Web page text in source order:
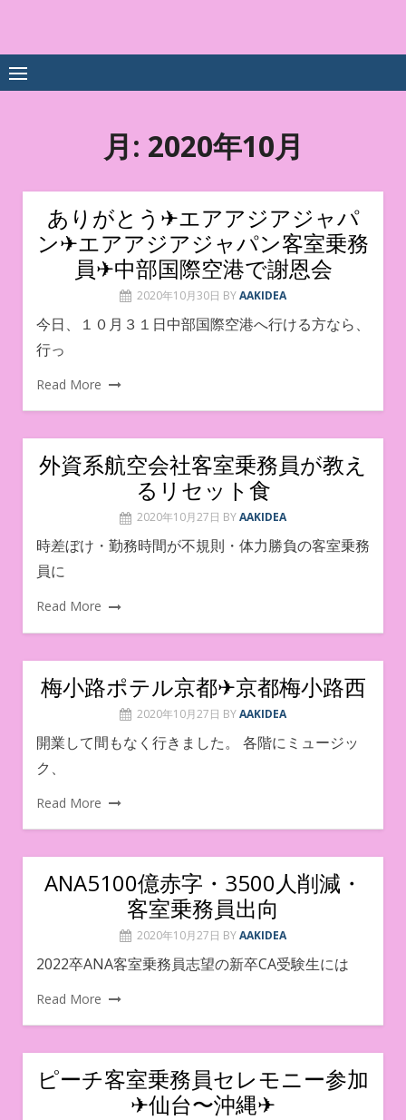
content
数UPｽｸｰﾙ
月: 2020年10月
ありがとう✈エアアジアジャパ
ン✈エアアジアジャパン客室乗務
員✈中部国際空港で謝恩会
2020年10月30日 BYAAKIDEA
今日、１０月３１日中部国際空港へ行ける方なら、
行っ
Read More
外資系航空会社客室乗務員が教え
るリセット食
2020年10月27日 BYAAKIDEA
時差ぼけ・勤務時間が不規則・体力勝負の客室乗務
員に
Read More
梅小路ポテル京都✈︎京都梅小路西
2020年10月27日 BYAAKIDEA
開業して間もなく行きました。 各階にミュージッ
ク、
Read More
ANA5100億赤字・3500人削減・
客室乗務員出向
2020年10月27日 BYAAKIDEA
2022卒ANA客室乗務員志望の新卒CA受験生には
Read More
ピーチ客室乗務員セレモニー参加
✈︎仙台〜沖縄✈︎